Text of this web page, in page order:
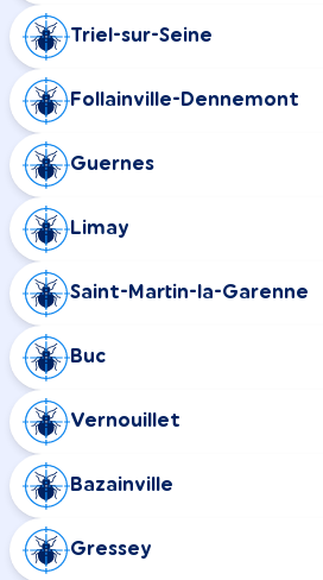
Triel-sur-Seine
Follainville-Dennemont
Guernes
Limay
Saint-Martin-la-Garenne
Buc
Vernouillet
Bazainville
Gressey